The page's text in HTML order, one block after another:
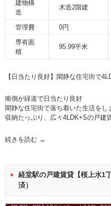
建物構
造
木造2階建
管理費 0円
専有面
積
95.99平米
【日当たり良好】閑静な住宅街で
南側が緑道で日当たり良好
閑静な住宅街で落ち着いた生活をし
収納たっぷり、広々4LDK+Sの戸建
続きを読む →
経堂駅の戸建賃貸【桜上水1
済）